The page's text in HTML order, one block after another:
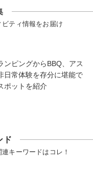
ティ情報をお届け
ンピングからBBQ、アス
日常体験を存分に堪能で
ポットを紹介
ド
キーワードはコレ！